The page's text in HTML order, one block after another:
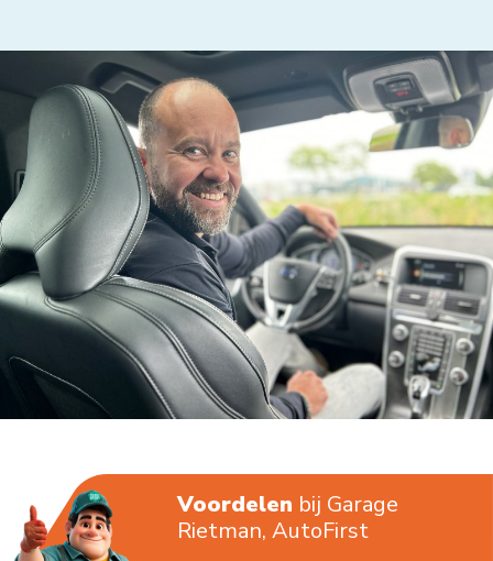
Voordelen bij Garage
Rietman, AutoFirst